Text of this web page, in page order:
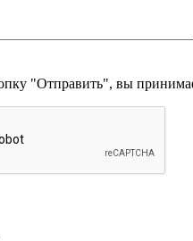
"Отправить", вы